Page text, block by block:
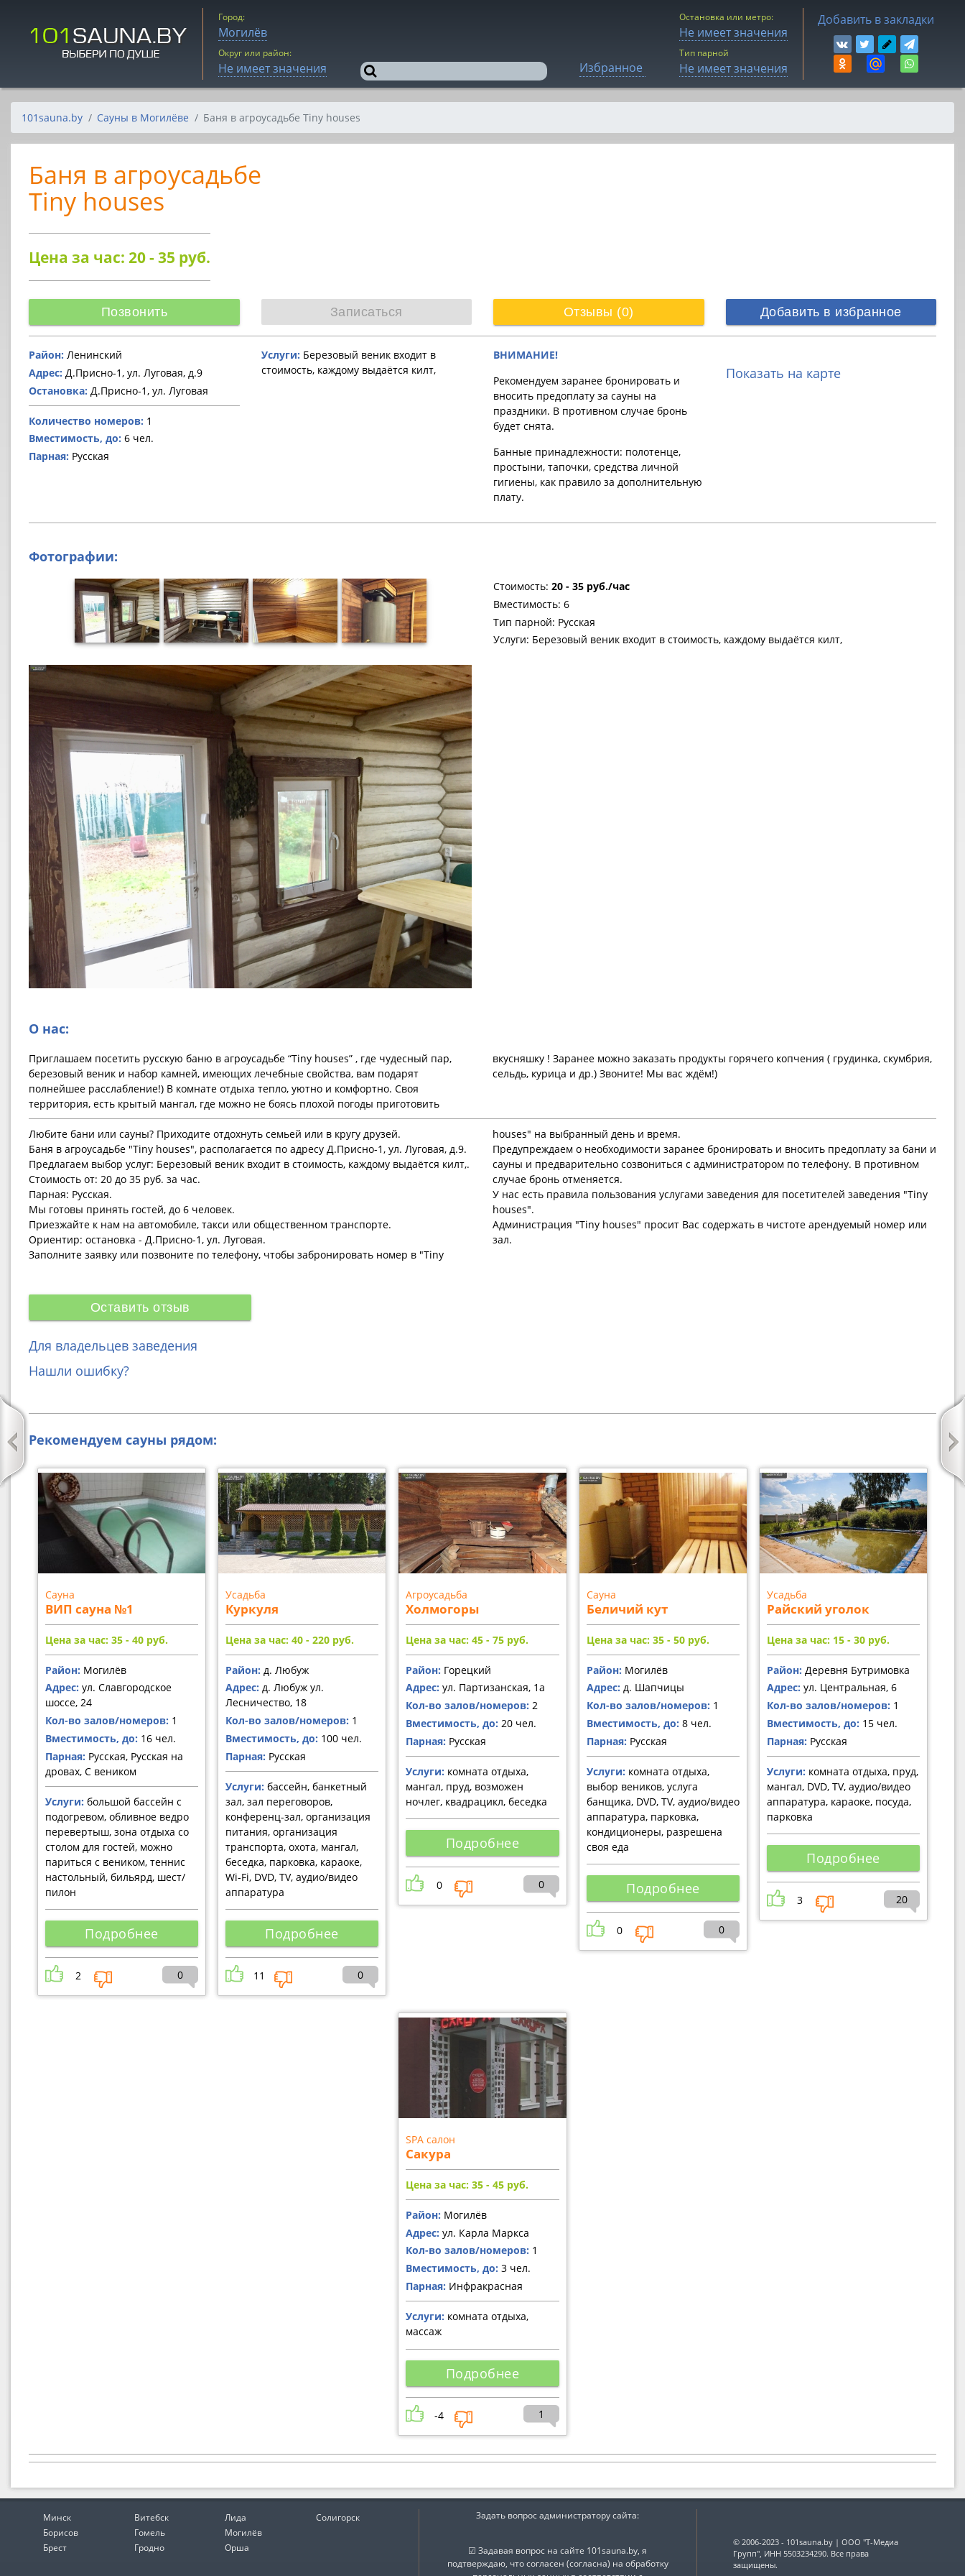
Город:
Могилёв
Округ или район:
Не имеет значения Избранное
Остановка или метро:
Не имеет значения
Тип парной
Не имеет значения
Добавить в закладки
101sauna.by Сауны в Могилёве Баня в агроусадьбе Tiny houses
Баня в агроусадьбе
Tiny houses
Цена за час: 20 - 35 руб.
Позвонить Записаться Отзывы (0) Добавить в избранное
Район: Ленинский
Адрес: Д.Присно-1, ул. Луговая, д.9
Остановка: Д.Присно-1, ул. Луговая
Количество номеров: 1
Вместимость, до: 6 чел.
Парная: Русская
Услуги: Березовый веник входит в
стоимость, каждому выдаётся килт,
ВНИМАНИЕ!
Рекомендуем заранее бронировать и
вносить предоплату за cауны на
праздники. В противном случае бронь
будет снята.
Банные принадлежности: полотенце,
простыни, тапочки, средства личной
гигиены, как правило за дополнительную
плату.
Показать на карте
Фотографии:
Стоимость: 20 - 35 руб./час
Вместимость: 6
Тип парной: Русская
Услуги: Березовый веник входит в стоимость, каждому выдаётся килт,
О нас:
Приглашаем посетить русскую баню в агроусадьбе “Tiny houses” , где чудесный пар,
березовый веник и набор камней, имеющих лечебные свойства, вам подарят
полнейшее расслабление!) В комнате отдыха тепло, уютно и комфортно. Своя
территория, есть крытый мангал, где можно не боясь плохой погоды приготовить
вкусняшку ! Заранее можно заказать продукты горячего копчения ( грудинка, скумбрия,
сельдь, курица и др.) Звоните! Мы вас ждём!)
Любите бани или сауны? Приходите отдохнуть семьей или в кругу друзей.
Баня в агроусадьбе "Tiny houses", располагается по адресу Д.Присно-1, ул. Луговая, д.9.
Предлагаем выбор услуг: Березовый веник входит в стоимость, каждому выдаётся килт,.
Стоимость от: 20 до 35 руб. за час.
Парная: Русская.
Мы готовы принять гостей, до 6 человек.
Приезжайте к нам на автомобиле, такси или общественном транспорте.
Ориентир: остановка - Д.Присно-1, ул. Луговая.
Заполните заявку или позвоните по телефону, чтобы забронировать номер в "Tiny
houses" на выбранный день и время.
Предупреждаем о необходимости заранее бронировать и вносить предоплату за бани и
сауны и предварительно созвониться с администратором по телефону. В противном
случае бронь отменяется.
У нас есть правила пользования услугами заведения для посетителей заведения "Tiny
houses".
Администрация "Tiny houses" просит Вас содержать в чистоте арендуемый номер или
зал.
Оставить отзыв
Для владельцев заведения
Нашли ошибку?
Рекомендуем сауны рядом:
Сауна
ВИП сауна №1
Цена за час: 35 - 40 руб.
Район: Могилёв
Адрес: ул. Славгородское
шоссе, 24
Кол-во залов/номеров: 1
Вместимость, до: 16 чел.
Парная: Русская, Русская на
дровах, С веником
Услуги: большой бассейн с
подогревом, обливное ведро
перевертыш, зона отдыха со
столом для гостей, можно
париться с веником, теннис
настольный, бильярд, шест/
пилон
Подробнее
2 0
Усадьба
Куркуля
Цена за час: 40 - 220 руб.
Район: д. Любуж
Адрес: д. Любуж ул.
Лесничество, 18
Кол-во залов/номеров: 1
Вместимость, до: 100 чел.
Парная: Русская
Услуги: бассейн, банкетный
зал, зал переговоров,
конференц-зал, организация
питания, организация
транспорта, охота, мангал,
беседка, парковка, караоке,
Wi-Fi, DVD, TV, аудио/видео
аппаратура
Подробнее
11 0
Агроусадьба
Холмогоры
Цена за час: 45 - 75 руб.
Район: Горецкий
Адрес: ул. Партизанская, 1а
Кол-во залов/номеров: 2
Вместимость, до: 20 чел.
Парная: Русская
Услуги: комната отдыха,
мангал, пруд, возможен
ночлег, квадрацикл, беседка
Подробнее
0 0
Сауна
Беличий кут
Цена за час: 35 - 50 руб.
Район: Могилёв
Адрес: д. Шапчицы
Кол-во залов/номеров: 1
Вместимость, до: 8 чел.
Парная: Русская
Услуги: комната отдыха,
выбор веников, услуга
банщика, DVD, TV, аудио/видео
аппаратура, парковка,
кондиционеры, разрешена
своя еда
Подробнее
0 0
Усадьба
Райский уголок
Цена за час: 15 - 30 руб.
Район: Деревня Бутримовка
Адрес: ул. Центральная, 6
Кол-во залов/номеров: 1
Вместимость, до: 15 чел.
Парная: Русская
Услуги: комната отдыха, пруд,
мангал, DVD, TV, аудио/видео
аппаратура, караоке, посуда,
парковка
Подробнее
3 20
SPA салон
Сакура
Цена за час: 35 - 45 руб.
Район: Могилёв
Адрес: ул. Карла Маркса
Кол-во залов/номеров: 1
Вместимость, до: 3 чел.
Парная: Инфракрасная
Услуги: комната отдыха,
массаж
Подробнее
-4 1
Минск
Борисов
Брест
Витебск
Гомель
Гродно
Лида
Могилёв
Орша
Солигорск Задать вопрос администратору сайта:
☑ Задавая вопрос на сайте 101sauna.by, я
подтверждаю, что согласен (согласна) на обработку
© 2006-2023 - 101sauna.by | ООО "Т-Медиа
Групп", ИНН 5503234290. Все права
защищены.